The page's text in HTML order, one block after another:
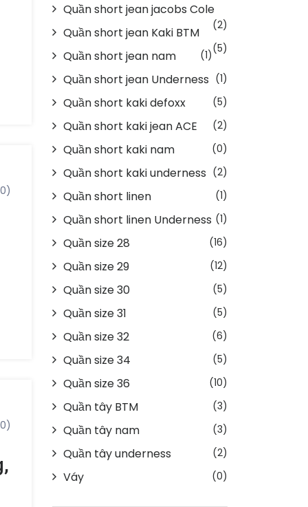
Quần short jean jacobs Cole
(2)
Quần short jean Kaki BTM
(5)
Quần short jean nam (1)
Quần short jean Underness (1)
Quần short kaki defoxx (5)
Quần short kaki jean ACE (2)
Quần short kaki nam (0)
Quần short kaki underness (2)
Quần short linen (1)
Quần short linen Underness (1)
Quần size 28 (16)
Quần size 29 (12)
Quần size 30 (5)
Quần size 31 (5)
Quần size 32 (6)
Quần size 34 (5)
Quần size 36 (10)
Quần tây BTM (3)
Quần tây nam (3)
Quần tây underness (2)
Váy (0)